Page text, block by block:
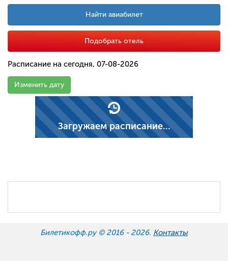
Найти авиабилет
Подобрать отель
Расписание на сегодня, 07-08-2026
Изменить дату
Загружаем расписание...
Билетикофф.ру © 2016 - 2026. Контакты